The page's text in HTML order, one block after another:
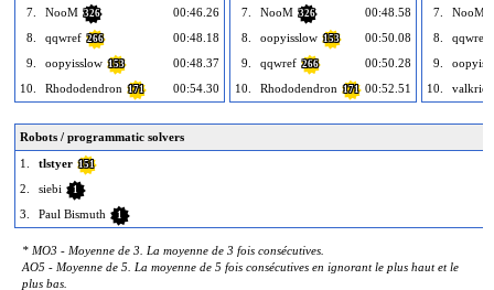
7.
NooM 326
00:46.26
8.
qqwref 266
00:48.18
9.
oopyisslow 153
00:48.37
10.
Rhododendron 171 00:54.30
7.
NooM 326
00:48.58
8.
oopyisslow 153
00:50.08
9.
qqwref 266
00:50.28
10.
Rhododendron 171 00:52.51
7.
NooM
8.
qqwref
9.
10.
Robots / programmatic solvers
1.
tlstyer 151
2. siebi 1
3. Paul Bismuth 1
* MO3 - Moyenne de 3. La moyenne de 3 fois consécutives.
AO5 - Moyenne de 5. La moyenne de 5 fois consécutives en ignorant le plus haut et le
plus bas.